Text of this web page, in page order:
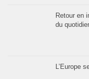
Retour en
du
L’Europe